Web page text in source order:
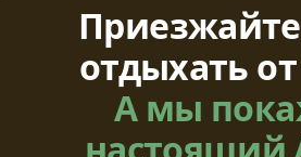
отдыхать
А мы